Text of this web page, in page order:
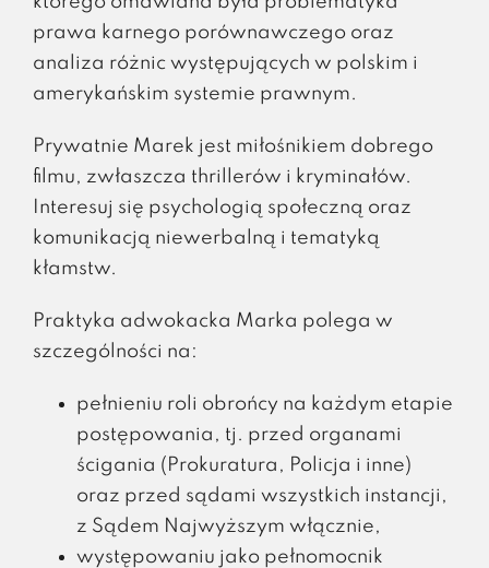
prawa karnego porównawczego oraz
analiza różnic występujących w polskim i
amerykańskim systemie prawnym.
Prywatnie Marek jest miłośnikiem dobrego
filmu, zwłaszcza thrillerów i kryminałów.
Interesuj się psychologią społeczną oraz
komunikacją niewerbalną i tematyką
kłamstw.
Praktyka adwokacka Marka polega w
szczególności na:
pełnieniu roli obrońcy na każdym etapie
postępowania, tj. przed organami
ścigania (Prokuratura, Policja i inne)
oraz przed sądami wszystkich instancji,
z Sądem Najwyższym włącznie,
występowaniu jako pełnomocnik